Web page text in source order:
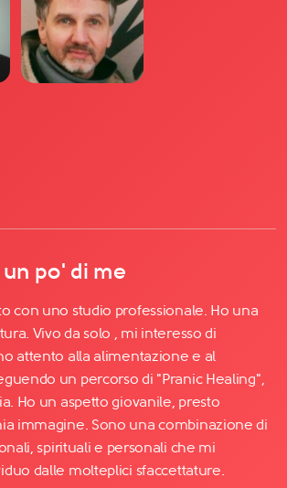
po' di me
con uno studio professionale. Ho una
Vivo da solo , mi interesso di
attento alla alimentazione e al
un percorso di "Pranic Healing",
Ho un aspetto giovanile, presto
immagine. Sono una combinazione di
spirituali e personali che mi
dalle molteplici sfaccettature.